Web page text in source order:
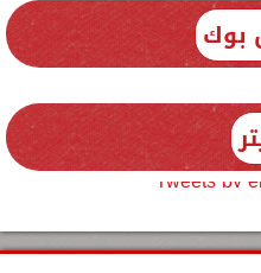
بوك
Tweets by